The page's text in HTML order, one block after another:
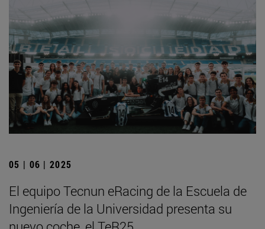
05 | 06 | 2025
El equipo Tecnun eRacing de la Escuela de
Ingeniería de la Universidad presenta su